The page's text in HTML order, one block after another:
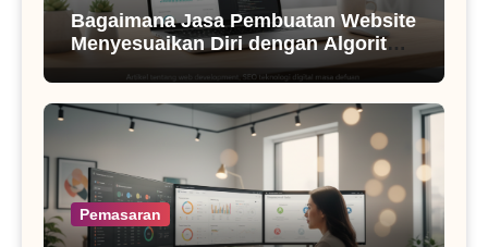
Bagaimana Jasa Pembuatan Website
Menyesuaikan Diri dengan Algoritma
SEO Masa Kini
Pemasaran